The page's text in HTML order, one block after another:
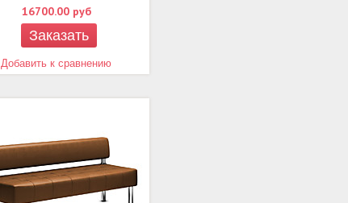
16700.00 руб
Заказать
Добавить к сравнению